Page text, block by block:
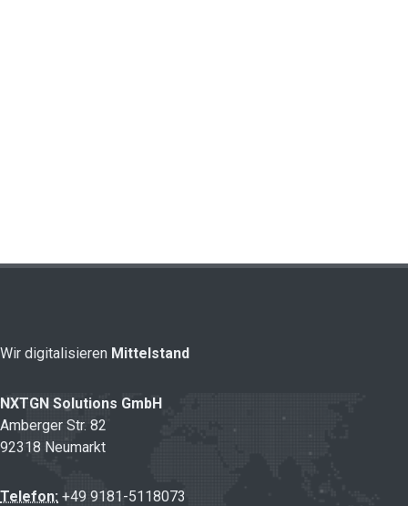
Wir digitalisieren Mittelstand
NXTGN Solutions GmbH
Amberger Str. 82
92318 Neumarkt
Telefon: +49 9181-5118073